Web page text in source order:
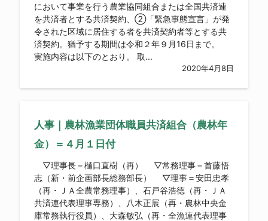
において事業を行う農業協同組合または全国共済連
を共済者とする共済契約、②「緊急事態宣言」が発
令された区域に居住する者を共済契約者等とする共
済契約。猶予する期間は令和２年９月16日まで。
実施内容は以下のとおり。 取...
2020年4月8日
人事｜農林漁業団体職員共済組合（農林年
金）＝４月１日付
▽理事長＝樋口直樹（再） ▽常務理事＝首藤悟
志（新・前企画部長総務部長） ▽理事＝安田忠孝
（再・ＪＡ全農常務理事）、石戸谷浩徳（再・ＪＡ
共済連代表理事専務）、八木正展（再・農林中央金
庫常務執行役員）、大森敏弘（再・全漁連代表理事